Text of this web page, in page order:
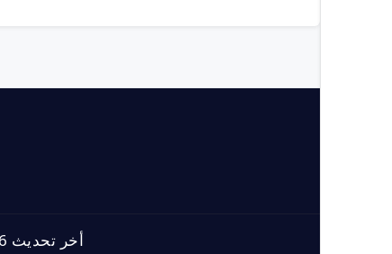
أخر تحديث 06-08-2026